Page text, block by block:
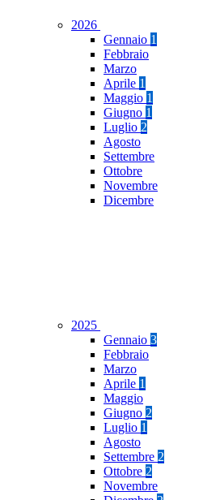
2026
Gennaio 1
Febbraio
Marzo
Aprile 1
Maggio 1
Giugno 1
Luglio 2
Agosto
Settembre
Ottobre
Novembre
Dicembre
2025
Gennaio 3
Febbraio
Marzo
Aprile 1
Maggio
Giugno 2
Luglio 1
Agosto
Settembre 2
Ottobre 2
Novembre